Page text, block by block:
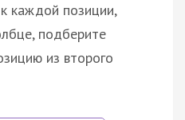
каждой позиции,
подберите
из второго